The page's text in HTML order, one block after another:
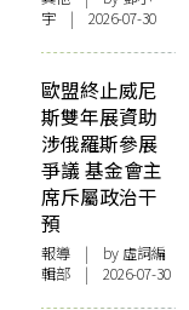
宇 | 2026-07-30
歐盟終止威尼
斯雙年展資助
涉俄羅斯參展
爭議 基金會主
席斥屬政治干
預
報導 | by 虛詞編
輯部 | 2026-07-30